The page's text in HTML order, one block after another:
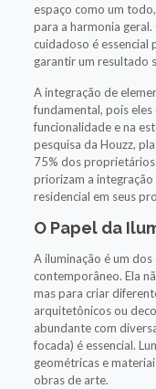
espaço como um
para a harmonia
cuidadoso é essencial
garantir um resultado
A integração de
fundamental, pois eles
funcionalidade e na
pesquisa da Houzz,
75% dos
priorizam a
residencial em seus
O Papel da
A iluminação é um
contemporâneo. Ela
mas para criar
arquitetônicos ou
abundante com
focada) é essencial.
geométricas e
obras de arte.